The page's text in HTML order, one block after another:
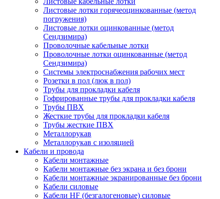
Листовые лотки горячеоцинкованные (метод
погружения)
Листовые лотки оцинкованные (метод
Сендзимира)
Проволочные кабельные лотки
Проволочные лотки оцинкованные (метод
Сендзимира)
Системы электроснабжения рабочих мест
Розетки в пол (люк в пол)
Трубы для прокладки кабеля
Гофрированные трубы для прокладки кабеля
Трубы ПВХ
Жесткие трубы для прокладки кабеля
Трубы жесткие ПВХ
Металлорукав
Металлорукав с изоляцией
Кабели и провода
Кабели монтажные
Кабели монтажные без экрана и без брони
Кабели монтажные экранированные без брони
Кабели силовые
Кабели HF (безгалогеновые) силовые